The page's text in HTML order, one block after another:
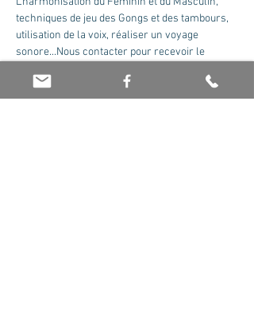
techniques de jeu des Gongs et des tambours,
utilisation de la voix, réaliser un voyage
sonore...Nous contacter pour recevoir le
Formateur : Olivier Jaboin
Tarif : 175 euros le module